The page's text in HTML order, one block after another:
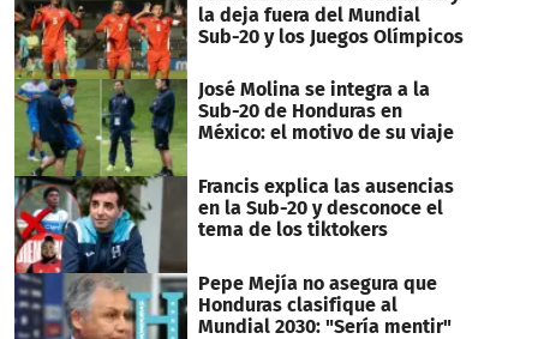
la deja fuera del Mundial
Sub-20 y los Juegos Olímpicos
José Molina se integra a la
Sub-20 de Honduras en
México: el motivo de su viaje
Francis explica las ausencias
en la Sub-20 y desconoce el
tema de los tiktokers
Pepe Mejía no asegura que
Honduras clasifique al
Mundial 2030: "Sería mentir"